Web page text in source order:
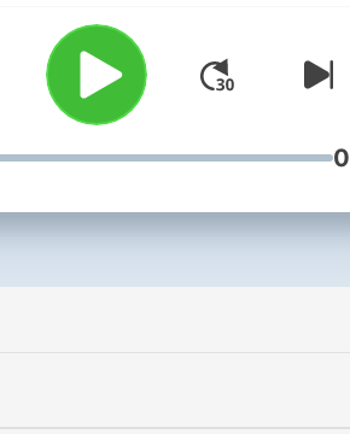
Tíðindasendingin í
varpar ljós á samfelagið, og
tíðindaflutningurin greinar
perspektiverar núlig evni í
einum samansettum
Kringvarpi Føroya er
átrúnaðarligum og øðrum